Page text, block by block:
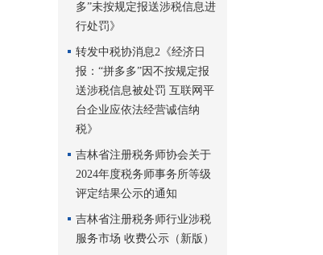
多”未按规定报送涉税信息进
行处罚》
转发中税协消息2《经济日
报：“拼多多”因不按规定报
送涉税信息被处罚 互联网平
台企业应依法经营诚信纳
税》
吉林省注册税务师协会关于
2024年度税务师事务所等级
评定结果公示的通知
吉林省注册税务师行业涉税
服务市场 收费公示（新版）